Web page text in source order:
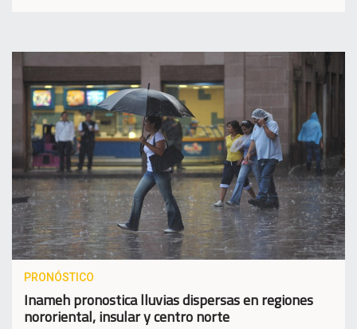
PRONÓSTICO
Inameh pronostica lluvias dispersas en regiones
nororiental, insular y centro norte